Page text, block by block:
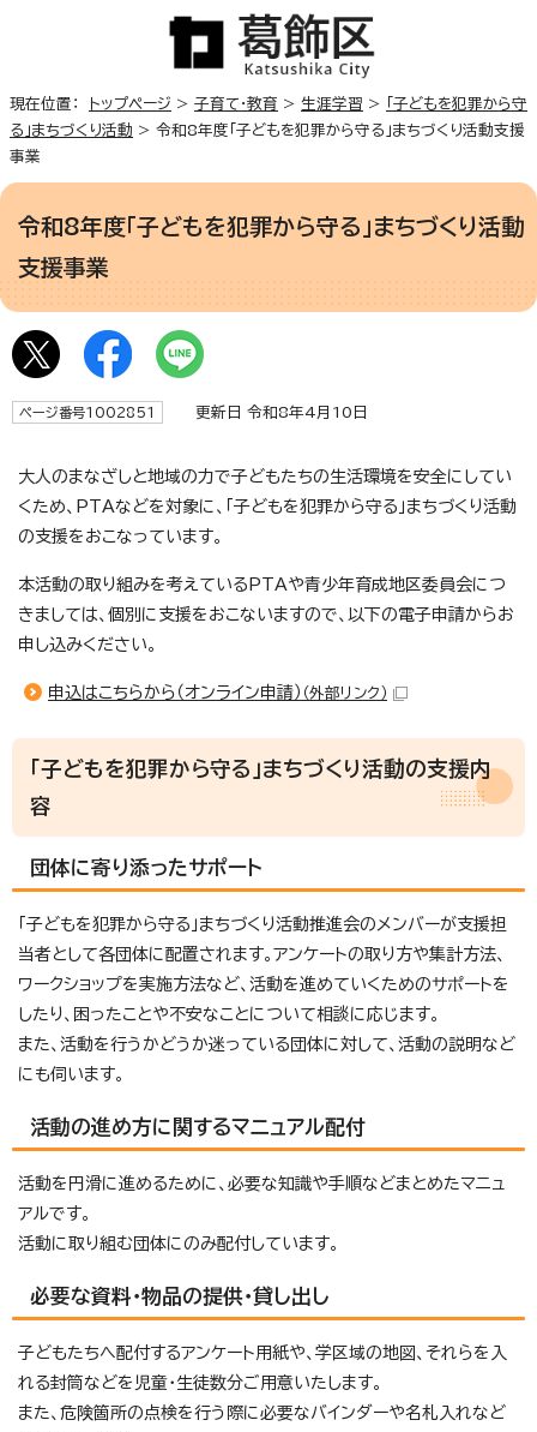
現在位置： トップページ > 子育て・教育 > 生涯学習 > 「子どもを犯罪から守
る」まちづくり活動 > 令和8年度「子どもを犯罪から守る」まちづくり活動支援
事業
令和8年度「子どもを犯罪から守る」まちづくり活動
支援事業
ページ番号1002851 更新日 令和8年4月10日
大人のまなざしと地域の力で子どもたちの生活環境を安全にしてい
くため、PTAなどを対象に、「子どもを犯罪から守る」まちづくり活動
の支援をおこなっています。
本活動の取り組みを考えているPTAや青少年育成地区委員会につ
きましては、個別に支援をおこないますので、以下の電子申請からお
申し込みください。
申込はこちらから（オンライン申請） （外部リンク）
「子どもを犯罪から守る」まちづくり活動の支援内
容
団体に寄り添ったサポート
「子どもを犯罪から守る」まちづくり活動推進会のメンバーが支援担
当者として各団体に配置されます。アンケートの取り方や集計方法、
ワークショップを実施方法など、活動を進めていくためのサポートを
したり、困ったことや不安なことについて相談に応じます。
また、活動を行うかどうか迷っている団体に対して、活動の説明など
にも伺います。
活動の進め方に関するマニュアル配付
活動を円滑に進めるために、必要な知識や手順などまとめたマニュ
アルです。
活動に取り組む団体にのみ配付しています。
必要な資料・物品の提供・貸し出し
子どもたちへ配付するアンケート用紙や、学区域の地図、それらを入
れる封筒などを児童・生徒数分ご用意いたします。
また、危険箇所の点検を行う際に必要なバインダーや名札入れなど